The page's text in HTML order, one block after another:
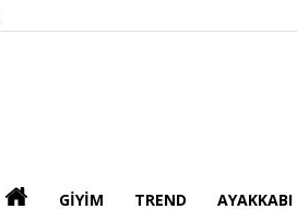
GIYIM TREND AYAKKABI